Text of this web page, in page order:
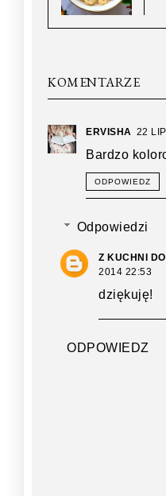
KOMENTARZE
ERVISHA 22
Bardzo
ODPOWIEDZ
Odpowiedzi
Z KUCHNI
2014 22:53
dziękuję!
ODPOWIEDZ